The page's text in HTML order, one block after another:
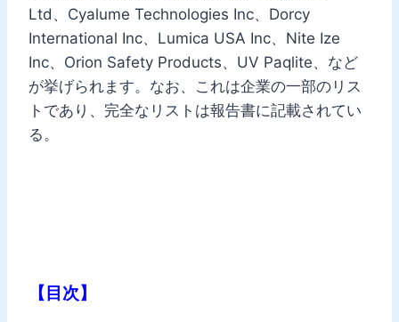
Ltd、Cyalume Technologies Inc、Dorcy
International Inc、Lumica USA Inc、Nite Ize
Inc、Orion Safety Products、UV Paqlite、など
が挙げられます。なお、これは企業の一部のリス
トであり、完全なリストは報告書に記載されてい
る。
【目次】